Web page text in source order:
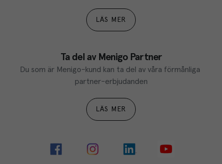
LÄS MER
Ta del av Menigo Partner
Du som är Menigo-kund kan ta del av våra förmånliga
partner-erbjudanden
LÄS MER